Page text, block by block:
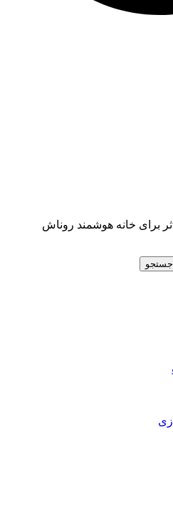
برای خانه هوشمند روناش
جستجو